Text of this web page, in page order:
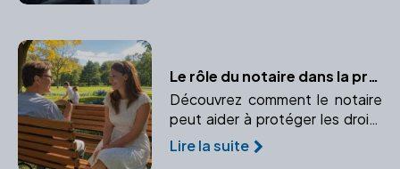
Le rôle du notaire dans la protection des mineurs
Découvrez comment le notaire
peut aider à protéger les droits
et intérêts des mineurs en cas
de décès ou d'incapacité des
Lire la suite